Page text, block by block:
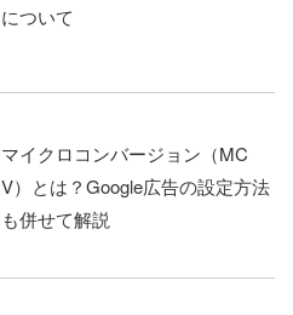
について
マイクロコンバージョン（MC
V）とは？Google広告の設定方法
も併せて解説